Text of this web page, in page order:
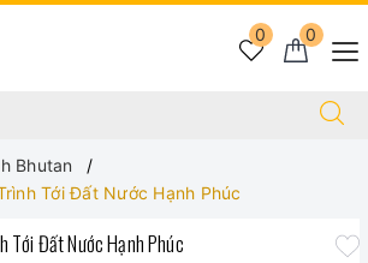
0
0
Bhutan
Tới Đất Nước Hạnh Phúc
Tới Đất Nước Hạnh Phúc